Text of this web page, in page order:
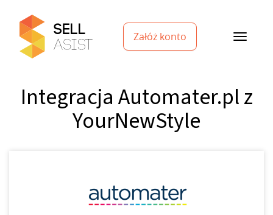
Załóż konto
Integracja Automater.pl z
YourNewStyle